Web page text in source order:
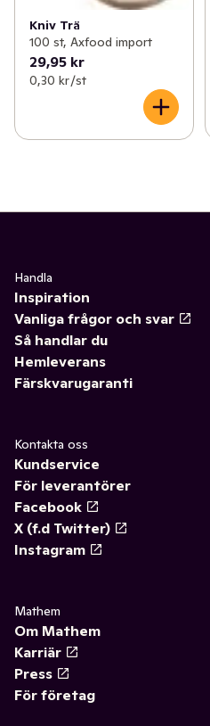
Kniv Trä
100 st, Axfood import
29,95 kr
0,30 kr /st
Handla
Inspiration
Vanliga frågor och svar
Så handlar du
Hemleverans
Färskvarugaranti
Kontakta oss
Kundservice
För leverantörer
Facebook
X (f.d Twitter)
Instagram
Mathem
Om Mathem
Karriär
Press
För företag